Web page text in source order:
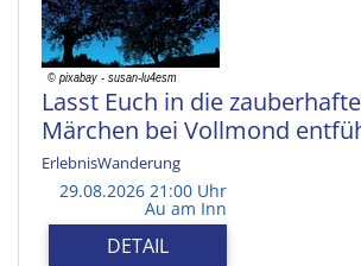
Lasst Euch in die
Märchen bei Vollmond
ErlebnisWanderung
29.08.2026 21:00 Uhr
Au am Inn
DETAIL